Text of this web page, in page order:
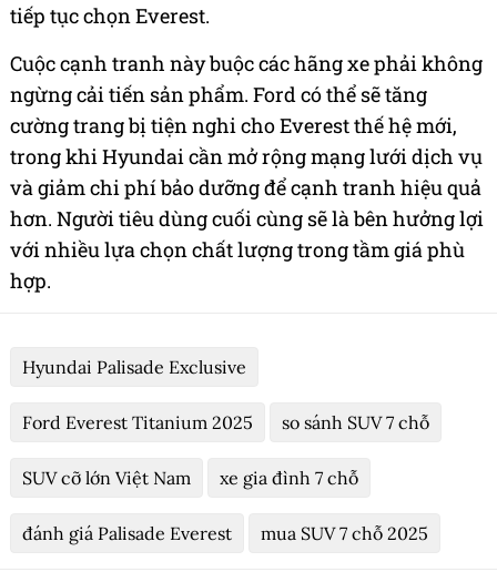
tiếp tục chọn Everest.
Cuộc cạnh tranh này buộc các hãng xe phải không
ngừng cải tiến sản phẩm. Ford có thể sẽ tăng
cường trang bị tiện nghi cho Everest thế hệ mới,
trong khi Hyundai cần mở rộng mạng lưới dịch vụ
và giảm chi phí bảo dưỡng để cạnh tranh hiệu quả
hơn. Người tiêu dùng cuối cùng sẽ là bên hưởng lợi
với nhiều lựa chọn chất lượng trong tầm giá phù
hợp.
Hyundai Palisade Exclusive
Ford Everest Titanium 2025 so sánh SUV 7 chỗ
SUV cỡ lớn Việt Nam xe gia đình 7 chỗ
đánh giá Palisade Everest mua SUV 7 chỗ 2025